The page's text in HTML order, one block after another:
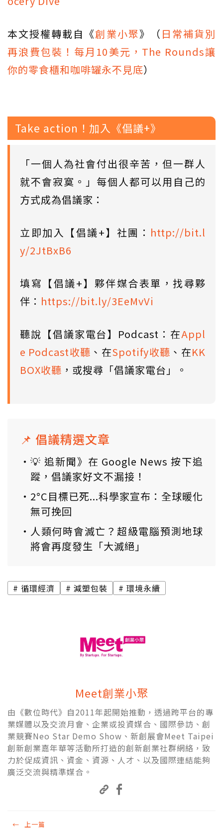
本文授權轉載自《創業小聚》（ 日常補貨別
再浪費包裝！每月10美元，The Rounds讓
你的零食櫃和咖啡罐永不見底）
Take action！加入《倡議+》
「一個人為社會付出很辛苦，但一群人
就不會寂寞。」每個人都可以用自己的
方式成為倡議家：
立即加入【倡議+】社團： http://bit.l
y/2JtBxB6
填寫【倡議+】夥伴媒合表單，找尋夥
伴： https://bit.ly/3EeMvVi
聽說【倡議家電台】Podcast：在Appl
e Podcast收聽 、在Spotify收聽 、在KK
BOX收聽 ，或搜尋「倡議家電台」。
📌 倡議精選文章
💡 追新聞》在 Google News 按下追
蹤，倡議家好文不漏接！
2°C目標已死...科學家宣布：全球暖化
無可挽回
人類何時會滅亡？超級電腦預測地球
將會再度發生「大滅絕」
循環經濟 減塑包裝 環境永續
Meet創業小聚
由《數位時代》自2011年起開始推動，透過跨平台的專
業媒體以及交流月會、企業或投資媒合、國際參訪、創
業競賽Neo Star Demo Show、新創展會Meet Taipei
創新創業嘉年華等活動所打造的創新創業社群網絡，致
力於促成資訊、資金、資源、人才、以及國際連結能夠
廣泛交流與精準媒合。
← 上一篇